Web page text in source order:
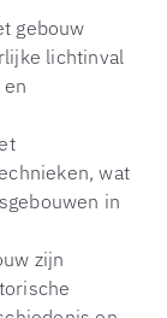
gebouw
lichtinval
wat
in
zijn